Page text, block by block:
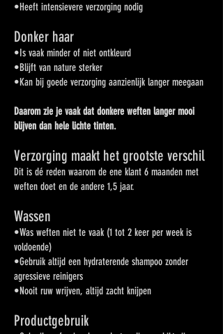
•Heeft intensievere verzorging nodig
Donker haar
•Is vaak minder of niet ontkleurd
•Blijft van nature sterker
•Kan bij goede verzorging aanzienlijk langer meegaan
Daarom zie je vaak dat donkere weften langer mooi
blijven dan hele lichte tinten.
Verzorging maakt het grootste verschil
Dit is dé reden waarom de ene klant 6 maanden met
weften doet en de andere 1,5 jaar.
Wassen
•Was weften niet te vaak (1 tot 2 keer per week is
voldoende)
•Gebruik altijd een hydraterende shampoo zonder
agressieve reinigers
•Nooit ruw wrijven, altijd zacht knijpen
Productgebruik